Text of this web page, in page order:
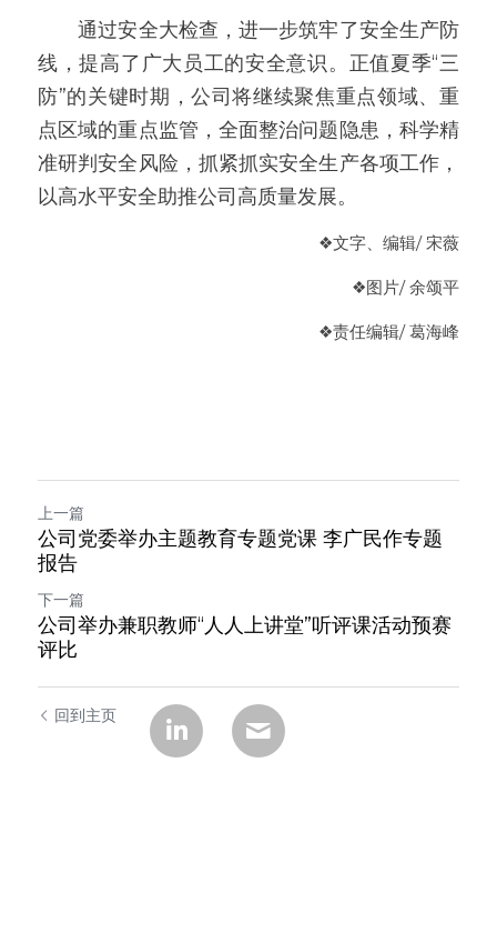
通过安全大检查，进一步筑牢了安全生产防
线，提高了广大员工的安全意识。正值夏季“三
防”的关键时期，公司将继续聚焦重点领域、重
点区域的重点监管，全面整治问题隐患，科学精
准研判安全风险，抓紧抓实安全生产各项工作，
以高水平安全助推公司高质量发展。
❖文字、编辑/ 宋薇
❖图片/ 余颂平
❖责任编辑/ 葛海峰
上一篇
公司党委举办主题教育专题党课 李广民作专题
报告
下一篇
公司举办兼职教师“人人上讲堂”听评课活动预赛
评比
回到主页